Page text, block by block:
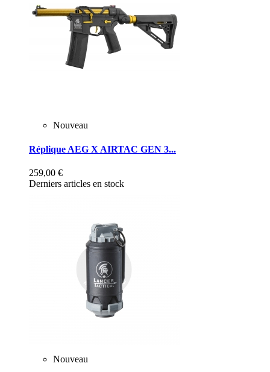
Nouveau
Réplique AEG X AIRTAC GEN 3...
259,00 €
Derniers articles en stock
Nouveau